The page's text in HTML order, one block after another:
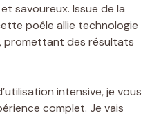
savoureux. Issue de la
poêle allie technologie
promettant des résultats
intensive, je vous
complet. Je vais